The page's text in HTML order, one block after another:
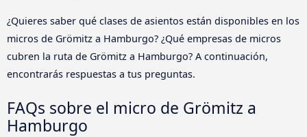
¿Quieres saber qué clases de asientos están disponibles en los
micros de Grömitz a Hamburgo? ¿Qué empresas de micros
cubren la ruta de Grömitz a Hamburgo? A continuación,
encontrarás respuestas a tus preguntas.
FAQs sobre el micro de Grömitz a
Hamburgo